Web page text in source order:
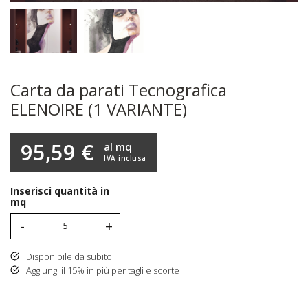
Carta da parati Tecnografica
ELENOIRE (1 VARIANTE)
95,59 € IVA inclusa
al mq
Inserisci quantità in
mq
- +
Disponibile da subito
Aggiungi il 15% in più per tagli e scorte